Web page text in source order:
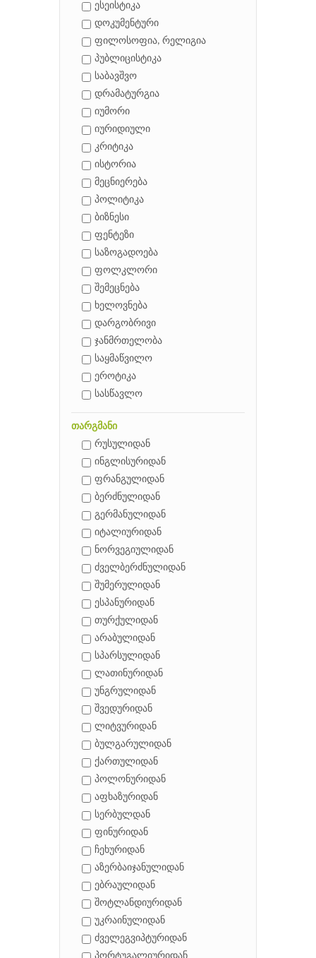
ესეისტიკა
დოკუმენტური
ფილოსოფია, რელიგია
პუბლიცისტიკა
საბავშვო
დრამატურგია
იუმორი
იურიდიული
კრიტიკა
ისტორია
მეცნიერება
პოლიტიკა
ბიზნესი
ფენტეზი
საზოგადოება
ფოლკლორი
შემეცნება
ხელოვნება
დარგობრივი
ჯანმრთელობა
საყმაწვილო
ეროტიკა
სასწავლო
თარგმანი
რუსულიდან
ინგლისურიდან
ფრანგულიდან
ბერძნულიდან
გერმანულიდან
იტალიურიდან
ნორვეგიულიდან
ძველბერძნულიდან
შუმერულიდან
ესპანურიდან
თურქულიდან
არაბულიდან
სპარსულიდან
ლათინურიდან
უნგრულიდან
შვედურიდან
ლიტვურიდან
ბულგარულიდან
ქართულიდან
პოლონურიდან
აფხაზურიდან
სერბულდან
ფინურიდან
ჩეხურიდან
აზერბაიჯანულიდან
ებრაულიდან
შოტლანდიურიდან
უკრაინულიდან
ძველეგვიპტურიდან